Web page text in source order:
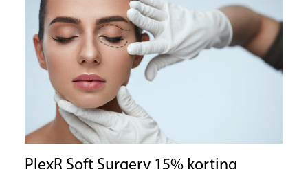
PlexR Soft Surgery 15% korting